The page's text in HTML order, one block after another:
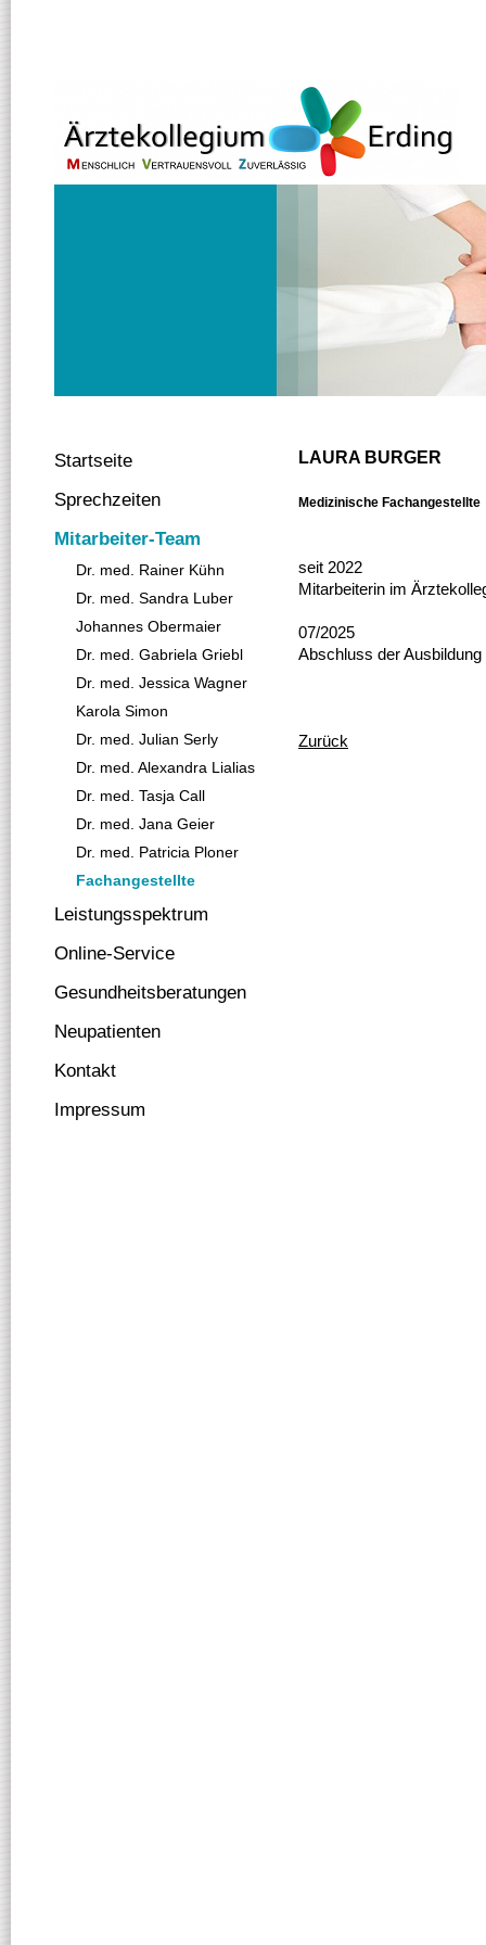
Startseite
Sprechzeiten
Mitarbeiter-Team
Dr. med. Rainer Kühn
Dr. med. Sandra Luber
Johannes Obermaier
Dr. med. Gabriela Griebl
Dr. med. Jessica Wagner
Karola Simon
Dr. med. Julian Serly
Dr. med. Alexandra Lialias
Dr. med. Tasja Call
Dr. med. Jana Geier
Dr. med. Patricia Ploner
Fachangestellte
Leistungsspektrum
Online-Service
Gesundheitsberatungen
Neupatienten
Kontakt
Impressum
LAURA BURGER
Medizinische Fachangestellte
seit 2022
Mitarbeiterin im
07/2025
Abschluss der
Zurück